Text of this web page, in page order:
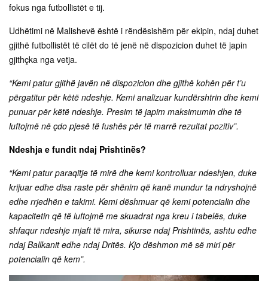
fokus nga futbollistët e tij.
Udhëtimi në Malishevë është i rëndësishëm për ekipin, ndaj duhet
gjithë futbollistët të cilët do të jenë në dispozicion duhet të japin
gjithçka nga vetja.
“Kemi patur gjithë javën në dispozicion dhe gjithë kohën për t’u
përgatitur për këtë ndeshje. Kemi analizuar kundërshtrin dhe kemi
punuar për këtë ndeshje. Presim të japim maksimumin dhe të
luftojmë në çdo pjesë të fushës për të marrë rezultat pozitiv”.
Ndeshja e fundit ndaj Prishtinës?
“Kemi patur paraqitje të mirë dhe kemi kontrolluar ndeshjen, duke
krijuar edhe disa raste për shënim që kanë mundur ta ndryshojnë
edhe rrjedhën e takimi. Kemi dëshmuar që kemi potencialin dhe
kapacitetin që të luftojmë me skuadrat nga kreu i tabelës, duke
shfaqur ndeshje mjaft të mira, sikurse ndaj Prishtinës, ashtu edhe
ndaj Ballkanit edhe ndaj Dritës. Kjo dëshmon më së miri për
potencialin që kem”.